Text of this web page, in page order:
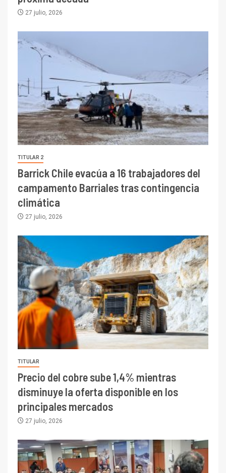
27 julio, 2026
TITULAR 2
Barrick Chile evacúa a 16 trabajadores del
campamento Barriales tras contingencia
climática
27 julio, 2026
TITULAR
Precio del cobre sube 1,4% mientras
disminuye la oferta disponible en los
principales mercados
27 julio, 2026